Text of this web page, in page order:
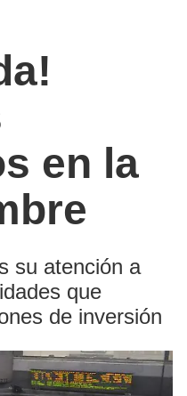
en la
su atención a
que
de inversión